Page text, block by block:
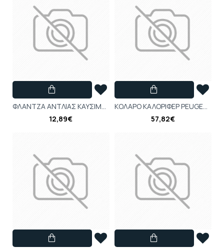
ΦΛΑΝΤΖΑ ΑΝΤΛΙΑΣ ΚΑΥΣΙΜΟΥ XSARA , BERLINGO-Citroen-Peugeot-CI153124
12,89€
ΚΟΛΑΡΟ ΚΑΛΟΡΙΦΕΡ PEUGEOT 207 , 1007 , C2 , C3 II 1.4-1.6
57,82€